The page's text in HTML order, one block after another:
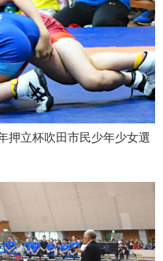
押立杯吹田市民少年少女選